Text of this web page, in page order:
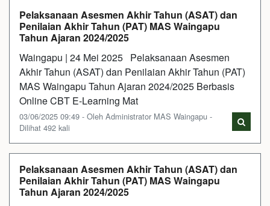
Pelaksanaan Asesmen Akhir Tahun (ASAT) dan
Penilaian Akhir Tahun (PAT) MAS Waingapu
Tahun Ajaran 2024/2025
Waingapu | 24 Mei 2025 Pelaksanaan Asesmen
Akhir Tahun (ASAT) dan Penilaian Akhir Tahun (PAT)
MAS Waingapu Tahun Ajaran 2024/2025 Berbasis
Online CBT E-Learning Mat
03/06/2025 09:49 - Oleh Administrator MAS Waingapu -
Dilihat 492 kali
Pelaksanaan Asesmen Akhir Tahun (ASAT) dan
Penilaian Akhir Tahun (PAT) MAS Waingapu
Tahun Ajaran 2024/2025